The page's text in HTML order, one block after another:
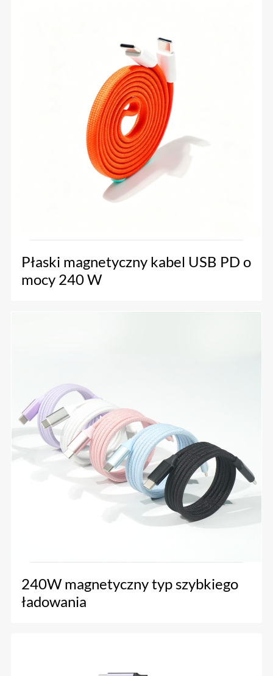
Płaski magnetyczny kabel USB PD o
mocy 240 W
240W magnetyczny typ szybkiego
ładowania